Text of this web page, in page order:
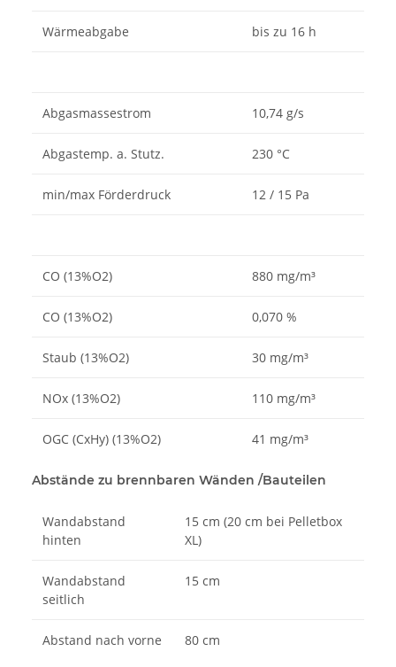
Wärmeabgabe bis zu 16 h
Abgasmassestrom 10,74 g/s
Abgastemp. a. Stutz. 230 °C
min/max Förderdruck 12 / 15 Pa
CO (13%O2) 880 mg/m³
CO (13%O2) 0,070 %
Staub (13%O2) 30 mg/m³
NOx (13%O2) 110 mg/m³
OGC (CxHy) (13%O2) 41 mg/m³
Abstände zu brennbaren Wänden /Bauteilen
Wandabstand
hinten
15 cm (20 cm bei Pelletbox
XL)
Wandabstand
seitlich
15 cm
Abstand nach vorne 80 cm